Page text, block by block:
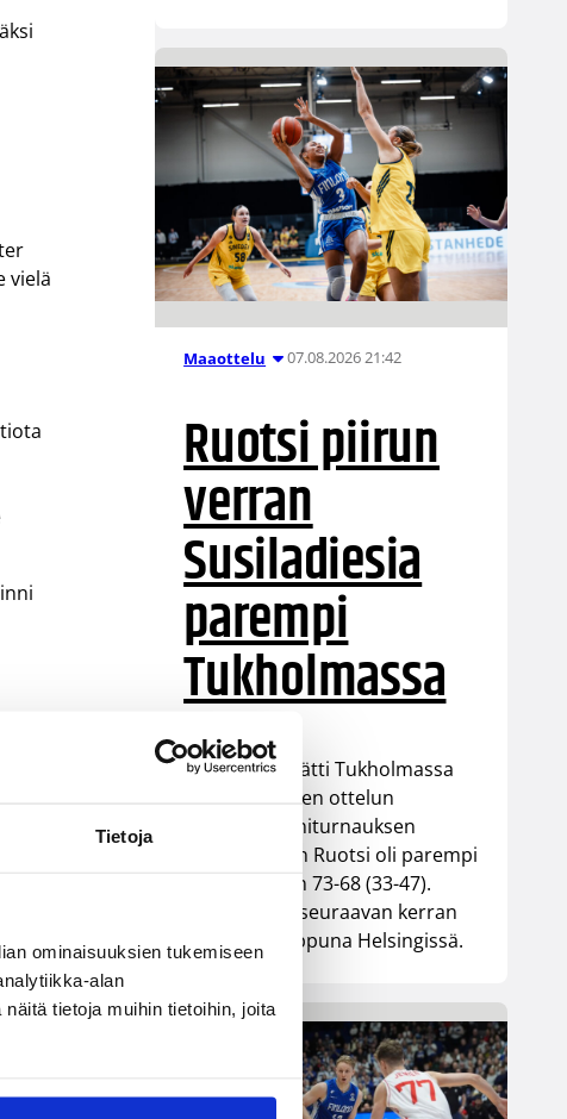
Tietoja
ominaisuuksien tukemiseen
alan
tietoja muihin tietoihin, joita
vielä
Maaottelu 07.08.2026 21:42
Ruotsi piirun
verran
Susiladiesia
parempi
Tukholmassa
Susiladies päätti Tukholmassa
pelatun kahden ottelun
mittaisen miniturnauksen
tappioon, kun Ruotsi oli parempi
loppulukemin 73-68 (33-47).
Suomi pelaa seuraavan kerran
ensi viikonloppuna Helsingissä.